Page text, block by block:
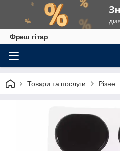
Фреш гітар
Товари та послуги Різне